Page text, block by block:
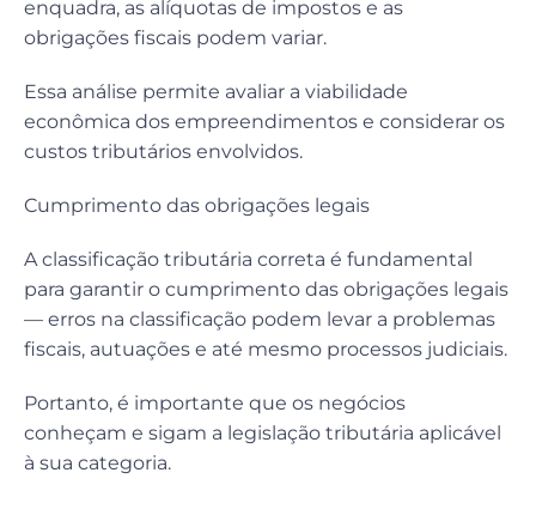
enquadra, as alíquotas de impostos e as
obrigações fiscais podem variar.
Essa análise permite avaliar a viabilidade
econômica dos empreendimentos e considerar os
custos tributários envolvidos.
Cumprimento das obrigações legais
A classificação tributária correta é fundamental
para garantir o cumprimento das obrigações legais
— erros na classificação podem levar a problemas
fiscais, autuações e até mesmo processos judiciais.
Portanto, é importante que os negócios
conheçam e sigam a legislação tributária aplicável
à sua categoria.